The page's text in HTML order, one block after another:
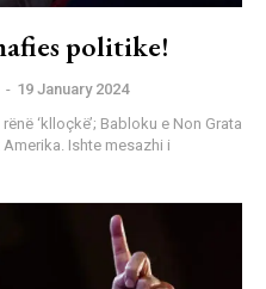
politike!
- 19 January 2024
Ishte mesazhi i